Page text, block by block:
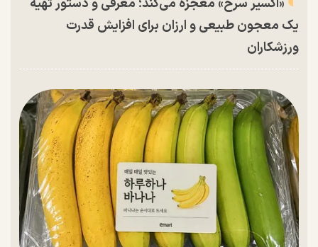
«اکسیر سرخ» معجزه می‌کند؛ معرفی و دستور تهیه
یک معجون طبیعی و ارزان برای افزایش قدرت
ورزشکاران